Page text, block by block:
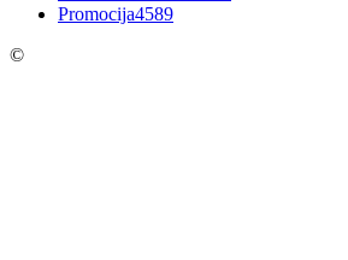
Promocija4589
©